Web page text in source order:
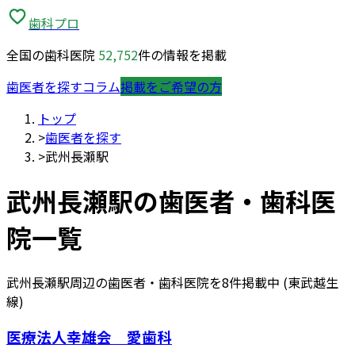
歯科プロ
全国の歯科医院 52,752件の情報を掲載
歯医者を探すコラム掲載をご希望の方
トップ
>歯医者を探す
>武州長瀬駅
武州長瀬駅の歯医者・歯科医
院一覧
武州長瀬駅周辺の歯医者・歯科医院を8件掲載中 (東武越生
線)
医療法人幸雄会 愛歯科